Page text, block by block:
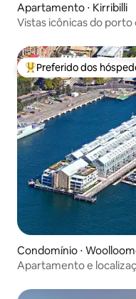
Apartamento ⋅ Kirribilli
Vistas icônicas do
Entre os melhores
Preferido dos
Condomínio ⋅
Apartamento e